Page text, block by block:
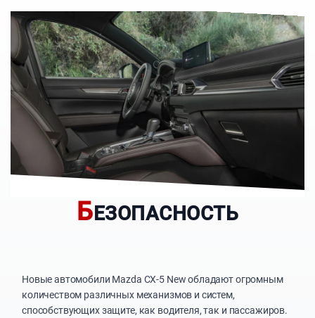
Б ЕЗОПАСНОСТЬ
Новые автомобили Mazda CX-5 New обладают огромным
количеством различных механизмов и систем,
способствующих защите, как водителя, так и пассажиров.